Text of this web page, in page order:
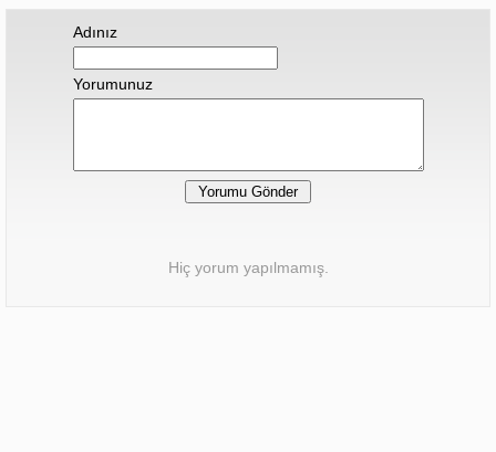
Adınız
Yorumunuz
Hiç yorum yapılmamış.